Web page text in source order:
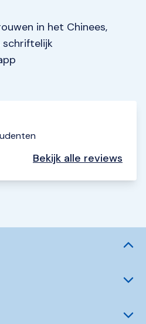
in het Chinees,
schriftelijk
Bekijk alle reviews